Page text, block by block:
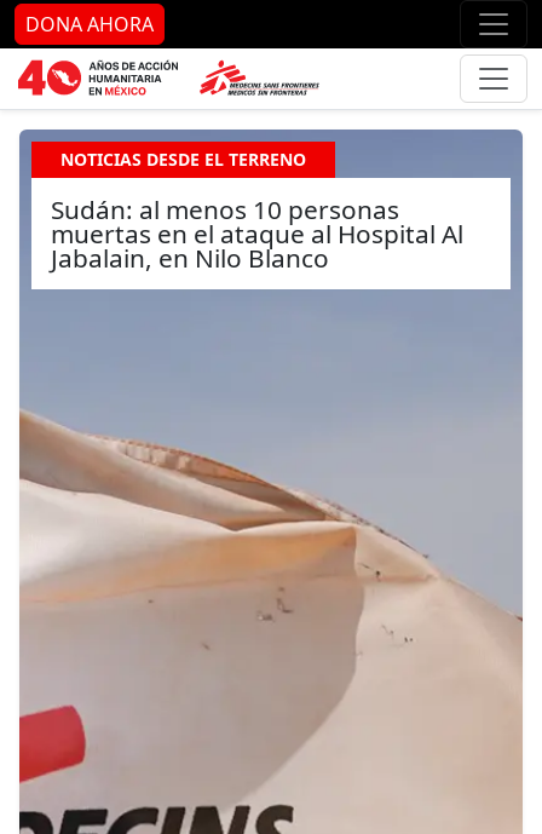
Ir al contenido principal Ir
DONA AHORA
NOTICIAS DESDE EL TERRENO
Sudán: al menos 10 personas
muertas en el ataque al Hospital Al
Jabalain, en Nilo Blanco